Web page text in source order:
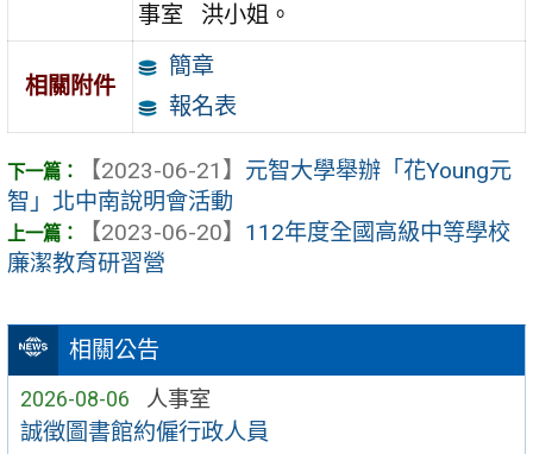
相關公告
2026-08-06 人事室
誠徵圖書館約僱行政人員
事室 洪小姐。
相關附件
簡章
報名表
【2023-06-21】 元智大學舉辦「花Young元
智」北中南說明會活動
【2023-06-20】 112年度全國高級中等學校
廉潔教育研習營